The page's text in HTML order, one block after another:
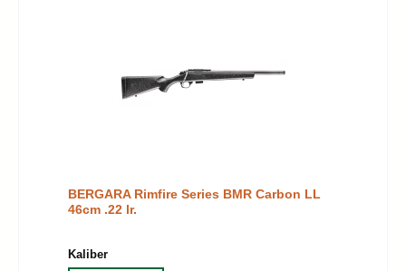
BERGARA Rimfire Series BMR Carbon LL
46cm .22 lr.
Kaliberauswählen